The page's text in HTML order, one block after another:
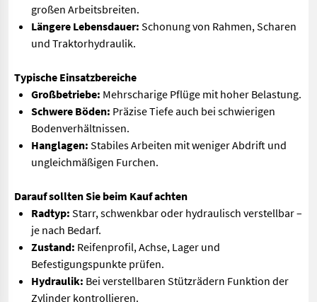
großen Arbeitsbreiten.
Längere Lebensdauer: Schonung von Rahmen, Scharen
und Traktorhydraulik.
Typische Einsatzbereiche
Großbetriebe: Mehrscharige Pflüge mit hoher Belastung.
Schwere Böden: Präzise Tiefe auch bei schwierigen
Bodenverhältnissen.
Hanglagen: Stabiles Arbeiten mit weniger Abdrift und
ungleichmäßigen Furchen.
Darauf sollten Sie beim Kauf achten
Radtyp: Starr, schwenkbar oder hydraulisch verstellbar –
je nach Bedarf.
Zustand: Reifenprofil, Achse, Lager und
Befestigungspunkte prüfen.
Hydraulik: Bei verstellbaren Stützrädern Funktion der
Zylinder kontrollieren.